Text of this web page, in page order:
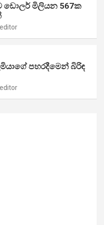
ඩොලර් මිලියන 567ක
editor
පහරදීමෙන් බිරිඳ
editor